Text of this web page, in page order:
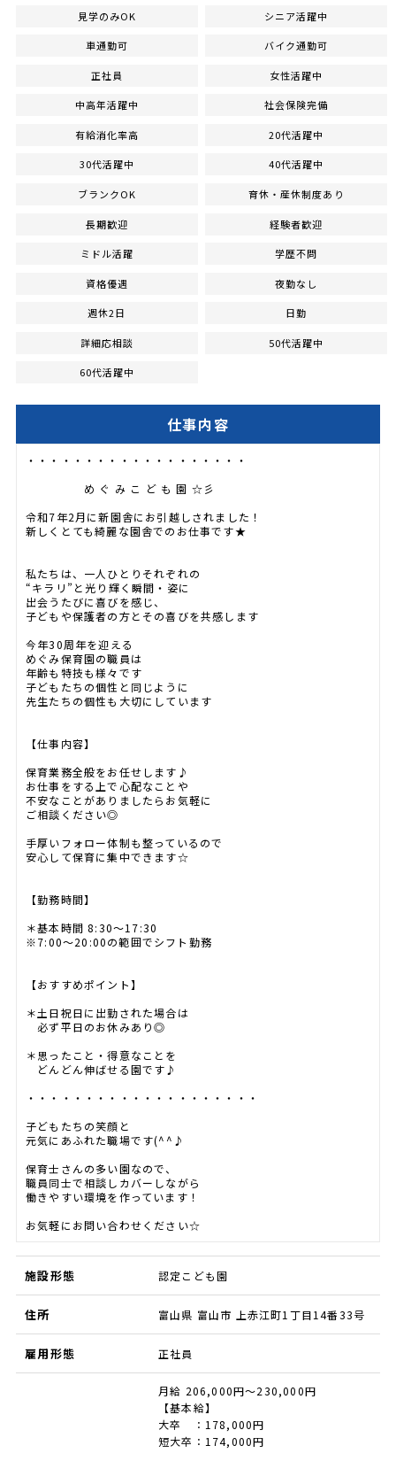
見学のみOK シニア活躍中
車通勤可 バイク通勤可
正社員 女性活躍中
中高年活躍中 社会保険完備
有給消化率高 20代活躍中
30代活躍中 40代活躍中
ブランクOK 育休・産休制度あり
長期歓迎 経験者歓迎
ミドル活躍 学歴不問
資格優遇 夜勤なし
週休2日 日勤
詳細応相談 50代活躍中
60代活躍中
仕事内容
・・・・・・・・・・・・・・・・・・・
め ぐ み こ ど も 園 ☆彡
令和7年2月に新園舎にお引越しされました！
新しくとても綺麗な園舎でのお仕事です★
私たちは、一人ひとりそれぞれの
“キラリ”と光り輝く瞬間・姿に
出会うたびに喜びを感じ、
子どもや保護者の方とその喜びを共感します
今年30周年を迎える
めぐみ保育園の職員は
年齢も特技も様々です
子どもたちの個性と同じように
先生たちの個性も大切にしています
【仕事内容】
保育業務全般をお任せします♪
お仕事をする上で心配なことや
不安なことがありましたらお気軽に
ご相談ください◎
手厚いフォロー体制も整っているので
安心して保育に集中できます☆
【勤務時間】
＊基本時間 8:30～17:30
※7:00～20:00の範囲でシフト勤務
【おすすめポイント】
＊土日祝日に出勤された場合は
必ず平日のお休みあり◎
＊思ったこと・得意なことを
どんどん伸ばせる園です♪
・・・・・・・・・・・・・・・・・・・・
子どもたちの笑顔と
元気にあふれた職場です(^^♪
保育士さんの多い園なので、
職員同士で相談しカバーしながら
働きやすい環境を作っています！
お気軽にお問い合わせください☆
施設形態 認定こども園
住所 富山県 富山市 上赤江町1丁目14番33号
雇用形態 正社員
月給 206,000円～230,000円
【基本給】
大卒 ：178,000円
短大卒：174,000円